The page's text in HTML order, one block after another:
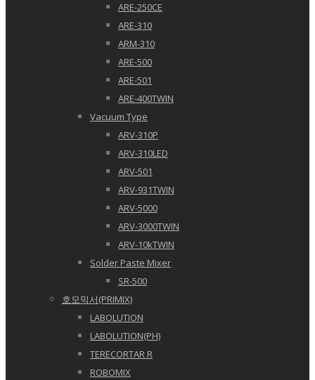
ARE-250CE
ARE-310
ARM-310
ARE-500
ARE-501
ARE-400TWIN
Vacuum Type
ARV-310P
ARV-310LED
ARV-501
ARV-931TWIN
ARV-5000
ARV-3000TWIN
ARV-10kTWIN
Solder Paste Mixer
SR-500
호모믹서(PRIMIX)
LABOLUTION
LABOLUTION(PH)
TERECORTAR R
ROBOMIX